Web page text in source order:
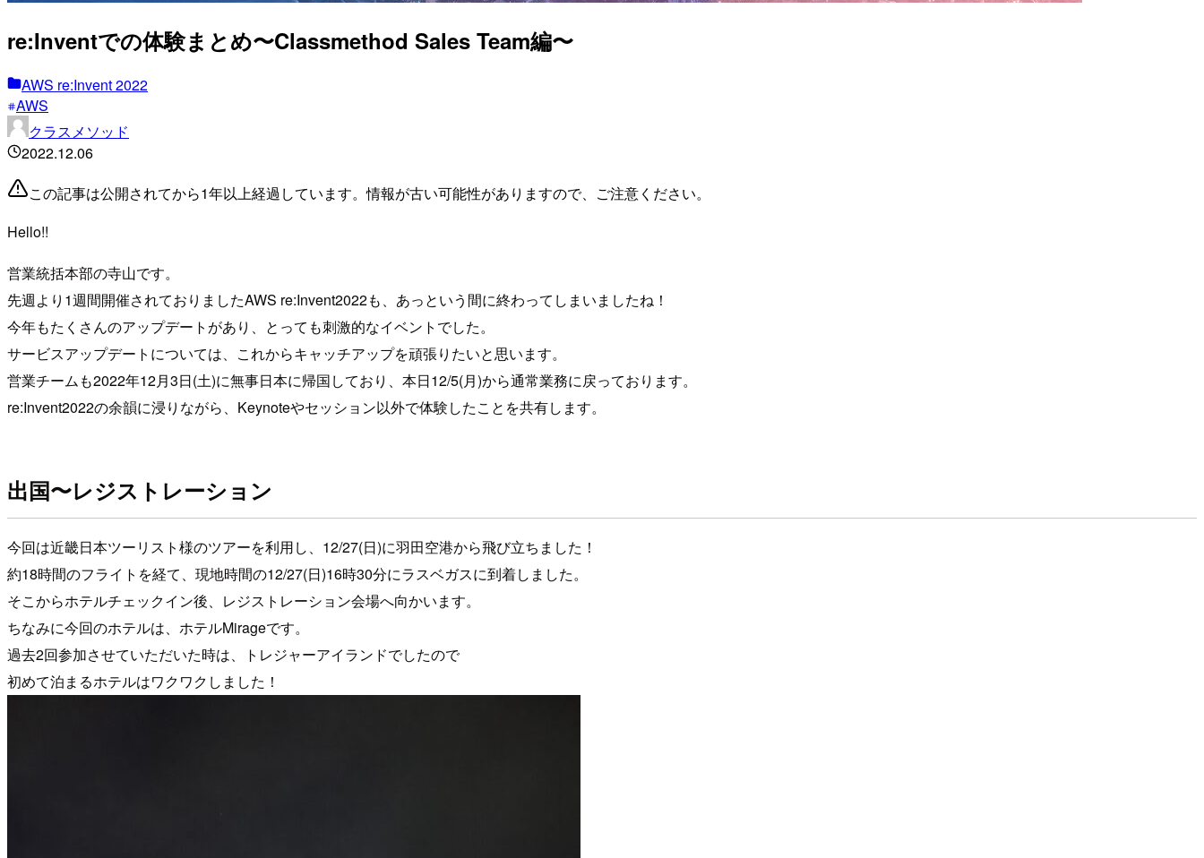
re:Inventでの体験まとめ〜Classmethod Sales Team編〜
AWS re:Invent 2022
AWS
クラスメソッド
2022.12.06
この記事は公開されてから1年以上経過しています。情報が古い可能性がありますので、ご注意ください。
Hello!!
営業統括本部の寺山です。
先週より1週間開催されておりましたAWS re:Invent2022も、あっという間に終わってしまいましたね！
今年もたくさんのアップデートがあり、とっても刺激的なイベントでした。
サービスアップデートについては、これからキャッチアップを頑張りたいと思います。
営業チームも2022年12月3日(土)に無事日本に帰国しており、本日12/5(月)から通常業務に戻っております。
re:Invent2022の余韻に浸りながら、Keynoteやセッション以外で体験したことを共有します。
出国〜レジストレーション
今回は近畿日本ツーリスト様のツアーを利用し、12/27(日)に羽田空港から飛び立ちました！
約18時間のフライトを経て、現地時間の12/27(日)16時30分にラスベガスに到着しました。
そこからホテルチェックイン後、レジストレーション会場へ向かいます。
ちなみに今回のホテルは、ホテルMirageです。
過去2回参加させていただいた時は、トレジャーアイランドでしたので
初めて泊まるホテルはワクワクしました！